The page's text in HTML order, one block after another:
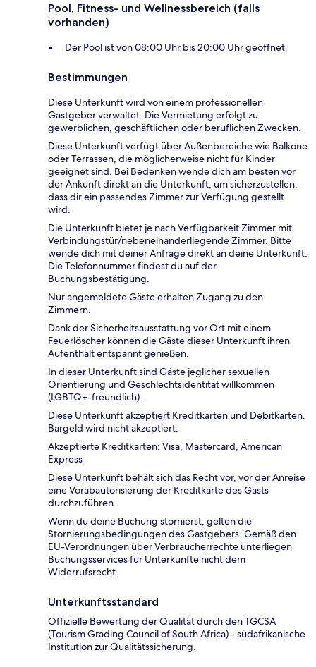
Pool, Fitness- und Wellnessbereich (falls
vorhanden)
Der Pool ist von 08:00 Uhr bis 20:00 Uhr geöffnet.
Bestimmungen
Diese Unterkunft wird von einem professionellen
Gastgeber verwaltet. Die Vermietung erfolgt zu
gewerblichen, geschäftlichen oder beruflichen Zwecken.
Diese Unterkunft verfügt über Außenbereiche wie Balkone
oder Terrassen, die möglicherweise nicht für Kinder
geeignet sind. Bei Bedenken wende dich am besten vor
der Ankunft direkt an die Unterkunft, um sicherzustellen,
dass dir ein passendes Zimmer zur Verfügung gestellt
wird.
Die Unterkunft bietet je nach Verfügbarkeit Zimmer mit
Verbindungstür/nebeneinanderliegende Zimmer. Bitte
wende dich mit deiner Anfrage direkt an deine Unterkunft.
Die Telefonnummer findest du auf der
Buchungsbestätigung.
Nur angemeldete Gäste erhalten Zugang zu den
Zimmern.
Dank der Sicherheitsausstattung vor Ort mit einem
Feuerlöscher können die Gäste dieser Unterkunft ihren
Aufenthalt entspannt genießen.
In dieser Unterkunft sind Gäste jeglicher sexuellen
Orientierung und Geschlechtsidentität willkommen
(LGBTQ+-freundlich).
Diese Unterkunft akzeptiert Kreditkarten und Debitkarten.
Bargeld wird nicht akzeptiert.
Akzeptierte Kreditkarten: Visa, Mastercard, American
Express
Diese Unterkunft behält sich das Recht vor, vor der Anreise
eine Vorabautorisierung der Kreditkarte des Gasts
durchzuführen.
Wenn du deine Buchung stornierst, gelten die
Stornierungsbedingungen des Gastgebers. Gemäß den
EU-Verordnungen über Verbraucherrechte unterliegen
Buchungsservices für Unterkünfte nicht dem
Widerrufsrecht.
Unterkunftsstandard
Offizielle Bewertung der Qualität durch den TGCSA
(Tourism Grading Council of South Africa) - südafrikanische
Institution zur Qualitätssicherung.